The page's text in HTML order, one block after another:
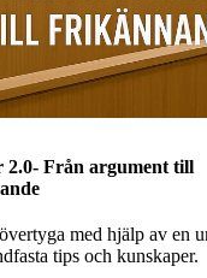
2.0- Från argument till
med hjälp av en
tips och kunskaper.